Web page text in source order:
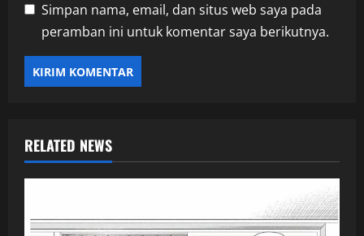
Simpan nama, email, dan situs web saya pada
peramban ini untuk komentar saya berikutnya.
RELATED NEWS